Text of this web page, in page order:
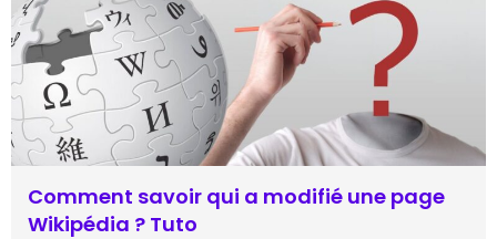
Comment savoir qui a modifié une page
Wikipédia ? Tuto